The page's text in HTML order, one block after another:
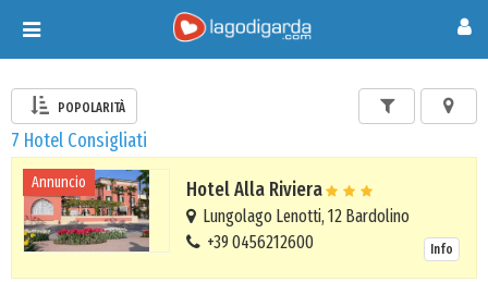
Toggle
navigation
POPOLARITÀ
7 Hotel Consigliati
Annuncio Hotel Alla Riviera
Lungolago Lenotti, 12 Bardolino
+39 0456212600
Info